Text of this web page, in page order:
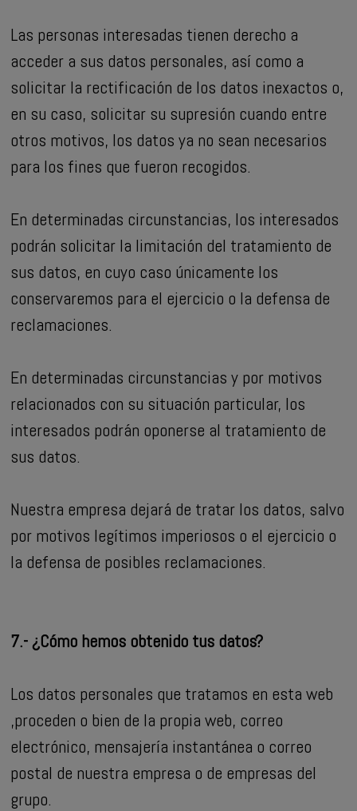
Las personas interesadas tienen derecho a
acceder a sus datos personales, así como a
solicitar la rectificación de los datos inexactos o,
en su caso, solicitar su supresión cuando entre
otros motivos, los datos ya no sean necesarios
para los fines que fueron recogidos.
En determinadas circunstancias, los interesados
podrán solicitar la limitación del tratamiento de
sus datos, en cuyo caso únicamente los
conservaremos para el ejercicio o la defensa de
reclamaciones.
En determinadas circunstancias y por motivos
relacionados con su situación particular, los
interesados podrán oponerse al tratamiento de
sus datos.
Nuestra empresa dejará de tratar los datos, salvo
por motivos legítimos imperiosos o el ejercicio o
la defensa de posibles reclamaciones.
7.- ¿Cómo hemos obtenido tus datos?
Los datos personales que tratamos en esta web
,proceden o bien de la propia web, correo
electrónico, mensajería instantánea o correo
postal de nuestra empresa o de empresas del
grupo.